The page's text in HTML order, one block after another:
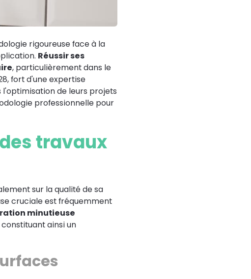
rigoureuse face à la
Réussir ses
, particulièrement dans le
fort d'une expertise
de leurs projets
professionnelle pour
travaux
sur la qualité de sa
cruciale est fréquemment
minutieuse
constituant ainsi un